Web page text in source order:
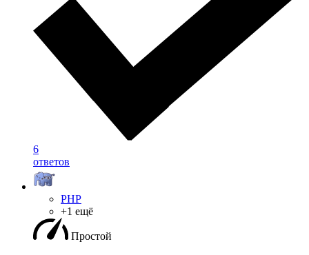
6
ответов
PHP
+1 ещё
Простой